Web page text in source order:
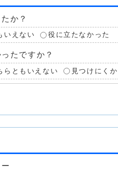
か？
いえない 役に立たなかった
たですか？
らともいえない 見つけにく